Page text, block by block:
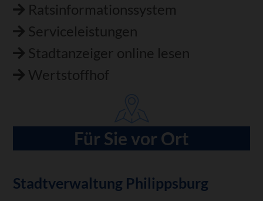
Ratsinformationssystem
Serviceleistungen
Stadtanzeiger online lesen
Wertstoffhof
Für Sie vor Ort
Stadtverwaltung Philippsburg